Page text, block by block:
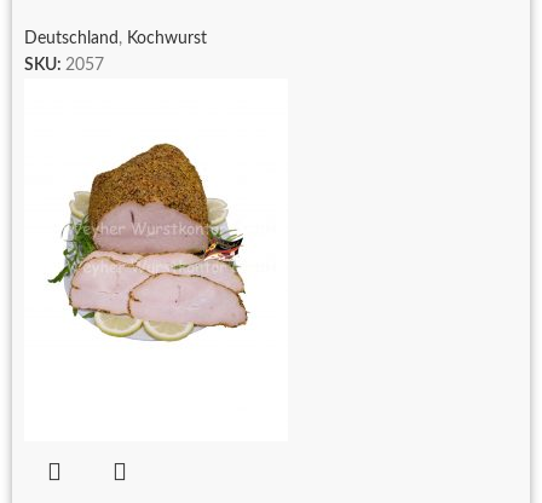
Deutschland , Kochwurst
SKU: 2057